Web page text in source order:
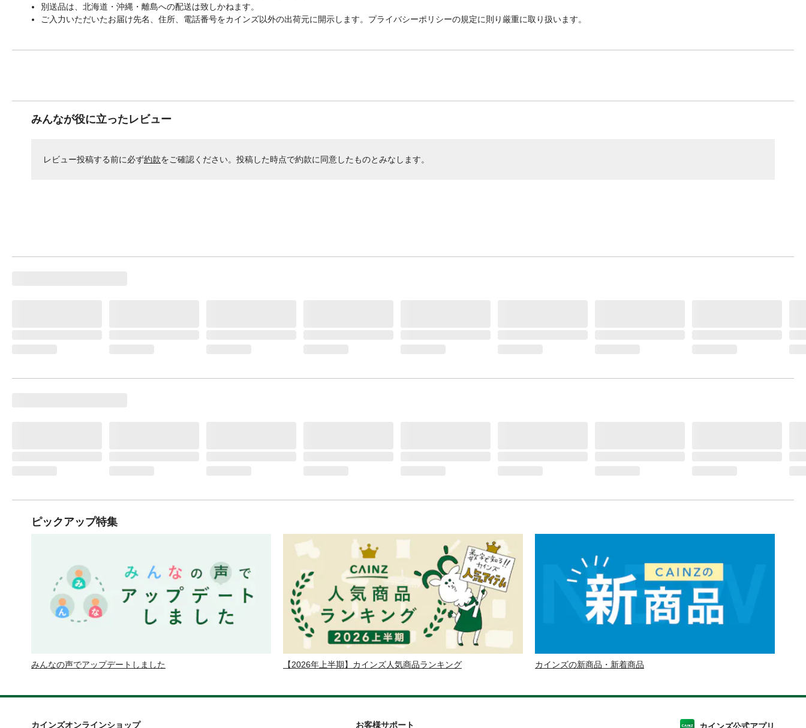
別送品は、北海道・沖縄・離島への配送は致しかねます。
ご入力いただいたお届け先名、住所、電話番号をカインズ以外の出荷元に開示します。プライバシーポリシーの規定に則り厳重に取り扱います。
みんなが役に立ったレビュー
レビュー投稿する前に必ず約款をご確認ください。投稿した時点で約款に同意したものとみなします。
ピックアップ特集
みんなの声でアップデートしました 【2026年上半期】カインズ人気商品ランキング カインズの新商品・新着商品
カインズオンラインショップ お客様サポート